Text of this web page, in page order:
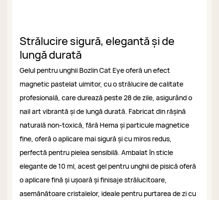
Strălucire sigură, elegantă și de
lungă durată
Gelul pentru unghii Bozlin Cat Eye oferă un efect
magnetic pastelat uimitor, cu o strălucire de calitate
profesională, care durează peste 28 de zile, asigurând o
nail art vibrantă și de lungă durată. Fabricat din rășină
naturală non-toxică, fără Hema și particule magnetice
fine, oferă o aplicare mai sigură și cu miros redus,
perfectă pentru pielea sensibilă. Ambalat în sticle
elegante de 10 ml, acest gel pentru unghii de pisică oferă
o aplicare fină și ușoară și finisaje strălucitoare,
asemănătoare cristalelor, ideale pentru purtarea de zi cu